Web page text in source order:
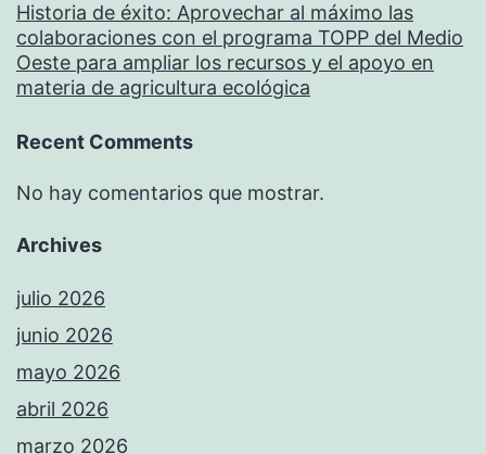
Historia de éxito: Aprovechar al máximo las
colaboraciones con el programa TOPP del Medio
Oeste para ampliar los recursos y el apoyo en
materia de agricultura ecológica
Recent Comments
No hay comentarios que mostrar.
Archives
julio 2026
junio 2026
mayo 2026
abril 2026
marzo 2026